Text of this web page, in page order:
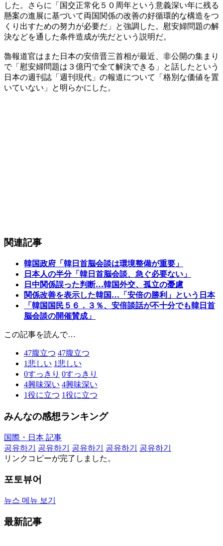
した。さらに「国交正常化５０周年という意義深い年に残る
懸案の進展に基づいて両国関係の改善の好循環的な構造をつ
くり出すための努力が必要だ」と強調した。慰安婦問題の解
決などを通した条件造成が先だという説明だ。
魯報道官はまた日本の安倍晋三首相が最近、非公開の集まり
で「慰安婦問題は３億円で全て解決できる」と話したという
日本の週刊誌「週刊現代」の報道について「格別な価値を置
いていない」と明らかにした。
関連記事
韓国政府「韓日首脳会談は環境整備が重要」
日本人の半分「韓日首脳会談、急ぐ必要ない」
日中関係誤った判断…韓国外交、孤立の憂慮
関係改善を表示した韓国…「安倍の勝利」という日本
「韓国国民５６．３％、安倍談話が不十分でも韓日首
脳会談の開催賛成」
この記事を読んで…
47腹立つ 47腹立つ
1悲しい 1悲しい
0すっきり 0すっきり
4興味深い 4興味深い
1役に立つ 1役に立つ
みんなの感想ランキング
国際・日本 記事
공유하기
공유하기 공유하기 공유하기
공유하기
リンクコピーが完了しました。
포토뷰어
뉴스 메뉴 보기
最新記事